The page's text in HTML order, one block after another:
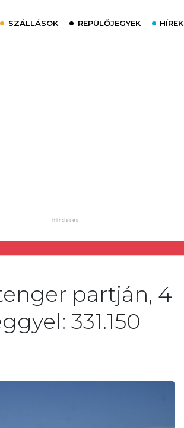
SZÁLLÁSOK REPÜLŐJEGYEK HÍREK
partján, 4
331.150